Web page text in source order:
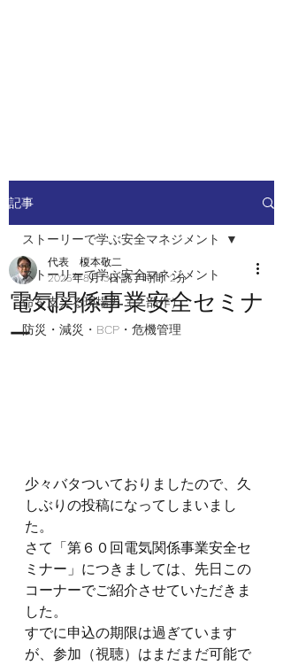
記事
ストーリーで学ぶ安全マネジメント
命を支える現場力（２部作）
防災・減災・BCP・危機管理
ストーリーで学ぶ安全マネジメント
電気関係事業安全セミナ
ー
代表 榎本敬二
2025年8月13日読了時間: 2分
少々バタついておりましたので、久
しぶりの投稿になってしまいまし
た。
さて「第６０回電気関係事業安全セ
ミナー」につきましては、先日この
コーナーでご紹介させていただきま
した。
すでに申込の期限は過ぎています
が、参加（視聴）はまだまだ可能で